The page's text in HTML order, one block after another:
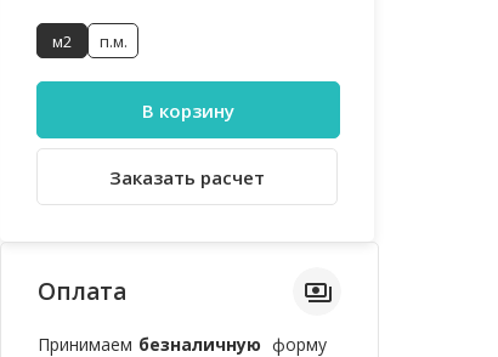
м2 п.м.
В корзину
Заказать расчет
Оплата
Принимаем безналичную форму